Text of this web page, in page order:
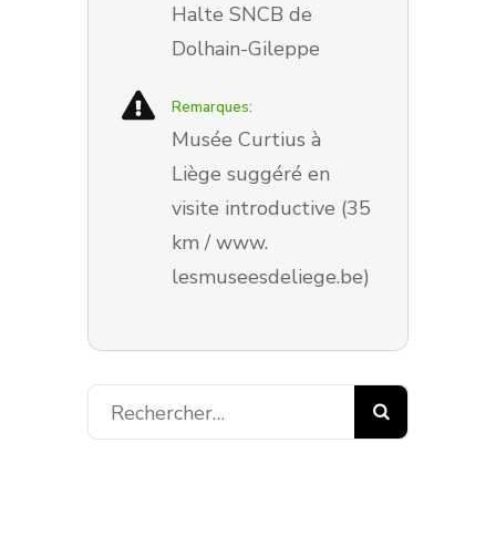
Halte SNCB de
Dolhain-Gileppe
Remarques:
Musée Curtius à
Liège suggéré en
visite introductive (35
km / www.
lesmuseesdeliege.be)
Rechercher :